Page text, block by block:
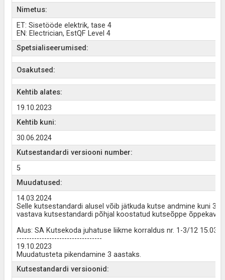
Nimetus:
ET: Sisetööde elektrik, tase 4
EN: Electrician, EstQF Level 4
Spetsialiseerumised:
Osakutsed:
Kehtib alates:
19.10.2023
Kehtib kuni:
30.06.2024
Kutsestandardi versiooni number:
5
Muudatused:
14.03.2024
Selle kutsestandardi alusel võib jätkuda kutse andmine kuni
vastava kutsestandardi põhjal koostatud kutseõppe õppekaval.
Alus: SA Kutsekoda juhatuse liikme korraldus nr. 1-3/12
----------------------------------
19.10.2023
Muudatusteta pikendamine 3 aastaks.
Kutsestandardi versioonid: